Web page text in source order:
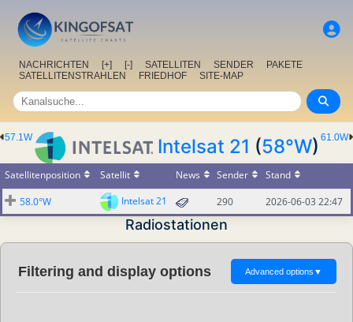
NACHRICHTEN [+] [-] SATELLITEN SENDER
PAKETE
SATELLITENSTRAHLEN
FRIEDHOF SITE-MAP
61.0W
57.1W Intelsat 21 (58°W)
Satellitenposition Satellit News Sender
Stand
58.0°W
Intelsat 21 290 2026-06-03 22:47
Radiostationen
Filtering and display options Advanced options ▼